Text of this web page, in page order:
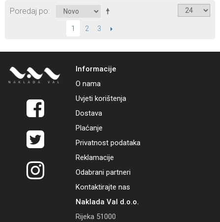
Poredaj po
1 2 3 SLIJEDEĆI
Informacije
O nama
Uvjeti korištenja
Dostava
Plaćanje
Privatnost podataka
Reklamacije
Odabrani partneri
Kontaktirajte nas
Naklada Val d.o.o.
Rijeka 51000